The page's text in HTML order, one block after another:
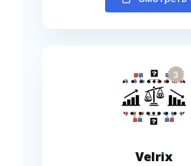
3
Velrix